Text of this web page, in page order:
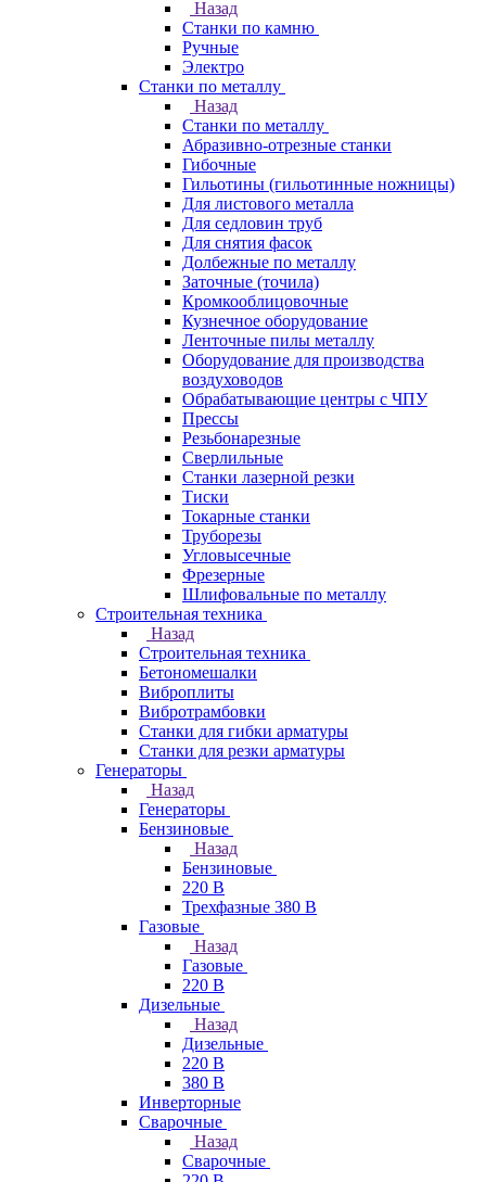
Назад
Станки по камню
Ручные
Электро
Станки по металлу
Назад
Станки по металлу
Абразивно-отрезные станки
Гибочные
Гильотины (гильотинные ножницы)
Для листового металла
Для седловин труб
Для снятия фасок
Долбежные по металлу
Заточные (точила)
Кромкооблицовочные
Кузнечное оборудование
Ленточные пилы металлу
Оборудование для производства
воздуховодов
Обрабатывающие центры с ЧПУ
Прессы
Резьбонарезные
Сверлильные
Станки лазерной резки
Тиски
Токарные станки
Труборезы
Угловысечные
Фрезерные
Шлифовальные по металлу
Строительная техника
Назад
Строительная техника
Бетономешалки
Виброплиты
Вибротрамбовки
Станки для гибки арматуры
Станки для резки арматуры
Генераторы
Назад
Генераторы
Бензиновые
Назад
Бензиновые
220 В
Трехфазные 380 В
Газовые
Назад
Газовые
220 В
Дизельные
Назад
Дизельные
220 В
380 В
Инверторные
Сварочные
Назад
Сварочные